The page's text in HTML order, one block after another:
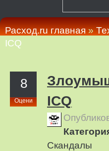
Расход.ru главная»
ICQ
8
Оцени
ICQ
Скандалы